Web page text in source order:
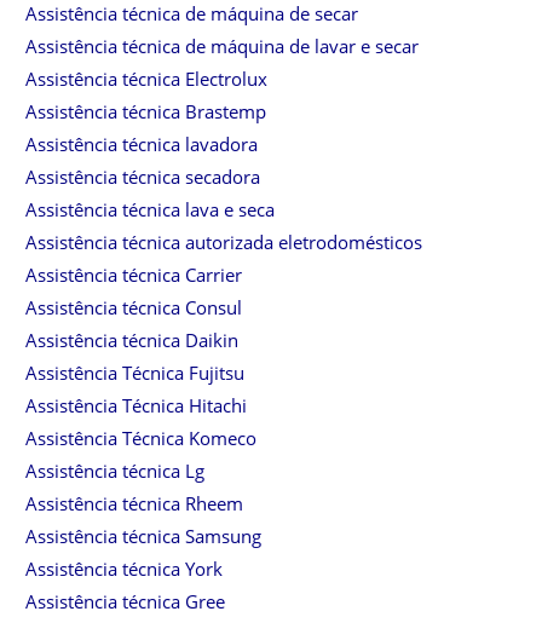
Assistência técnica de máquina de secar
Assistência técnica de máquina de lavar e secar
Assistência técnica Electrolux
Assistência técnica Brastemp
Assistência técnica lavadora
Assistência técnica secadora
Assistência técnica lava e seca
Assistência técnica autorizada eletrodomésticos
Assistência técnica Carrier
Assistência técnica Consul
Assistência técnica Daikin
Assistência Técnica Fujitsu
Assistência Técnica Hitachi
Assistência Técnica Komeco
Assistência técnica Lg
Assistência técnica Rheem
Assistência técnica Samsung
Assistência técnica York
Assistência técnica Gree